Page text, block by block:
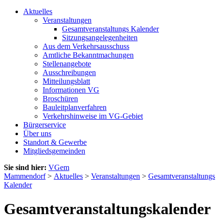
Aktuelles
Veranstaltungen
Gesamtveranstaltungs Kalender
Sitzungsangelegenheiten
Aus dem Verkehrsausschuss
Amtliche Bekanntmachungen
Stellenangebote
Ausschreibungen
Mitteilungsblatt
Informationen VG
Broschüren
Bauleitplanverfahren
Verkehrshinweise im VG-Gebiet
Bürgerservice
Über uns
Standort & Gewerbe
Mitgliedsgemeinden
Sie sind hier: VGem
Mammendorf> Aktuelles > Veranstaltungen > Gesamtveranstaltungs
Kalender
Gesamtveranstaltungskalender